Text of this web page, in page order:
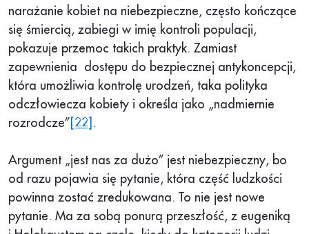
narażanie kobiet na niebezpieczne, często kończące
się śmiercią, zabiegi w imię kontroli populacji,
pokazuje przemoc takich praktyk. Zamiast
zapewnienia dostępu do bezpiecznej antykoncepcji,
która umożliwia kontrolę urodzeń, taka polityka
odczłowiecza kobiety i określa jako „nadmiernie
rozrodcze” [22] .
Argument „jest nas za dużo” jest niebezpieczny, bo
od razu pojawia się pytanie, która część ludzkości
powinna zostać zredukowana. To nie jest nowe
pytanie. Ma za sobą ponurą przeszłość, z eugeniką